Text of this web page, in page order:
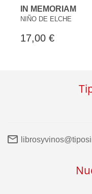
IN MEMORIAM
NIÑO DE ELCHE
17,00 €